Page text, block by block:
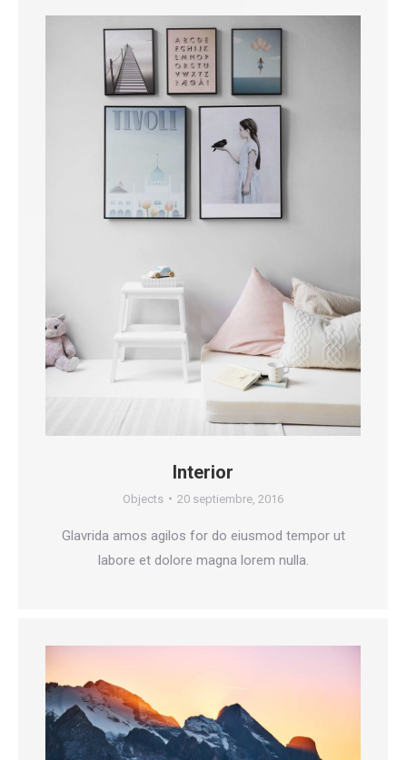
Interior
Objects 20 septiembre, 2016
Glavrida amos agilos for do eiusmod tempor ut
labore et dolore magna lorem nulla.